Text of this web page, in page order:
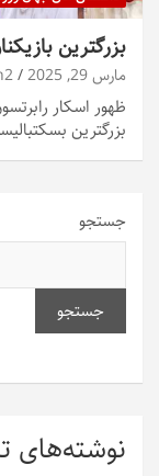
بزرگترین
مارس 29, 2025
ظهور اسکار
بزرگترین
جستجو
جستجو
نوشته‌های